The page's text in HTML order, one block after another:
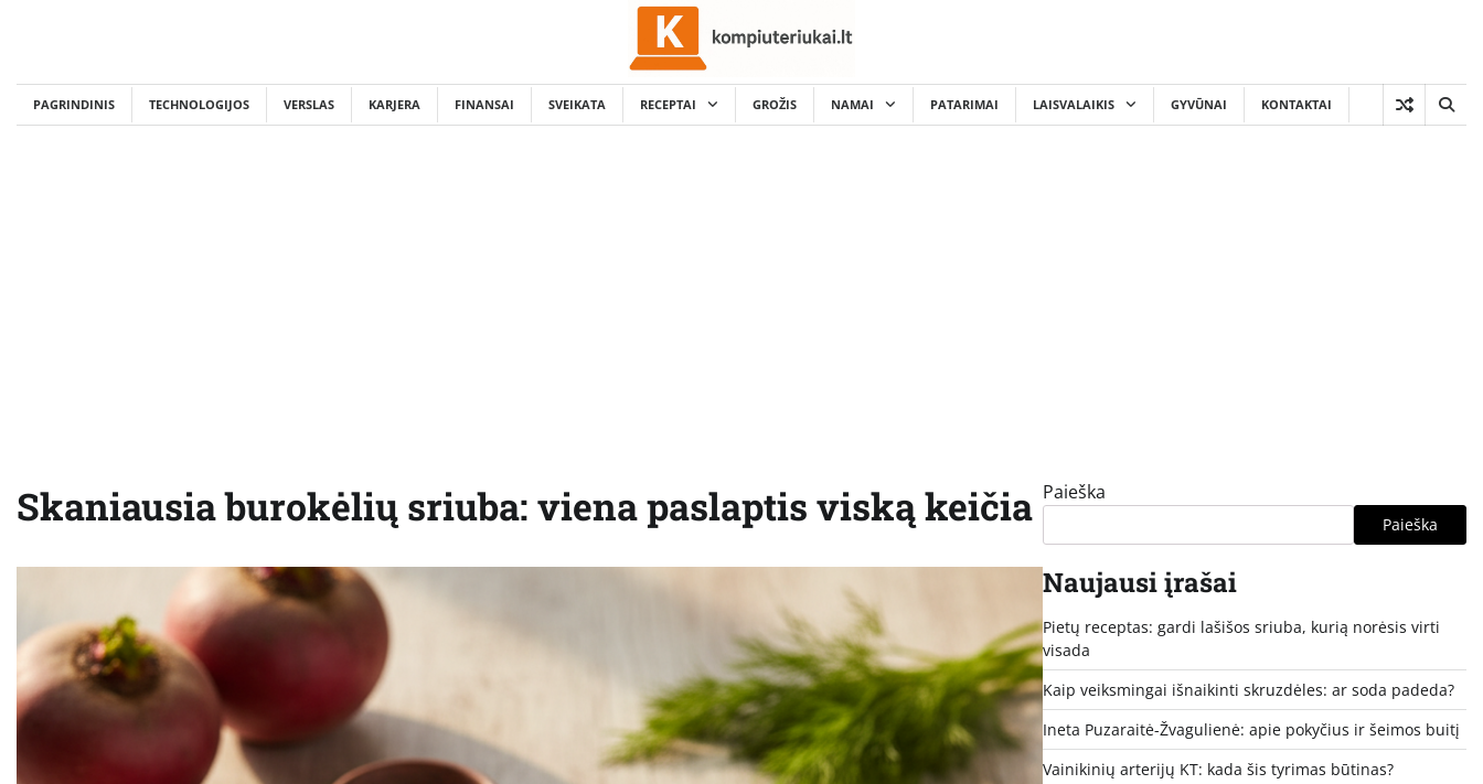
PAGRINDINIS TECHNOLOGIJOS VERSLAS KARJERA FINANSAI SVEIKATA RECEPTAI GROŽIS NAMAI PATARIMAI LAISVALAIKIS GYVŪNAI KONTAKTAI
Skaniausia burokėlių sriuba: viena paslaptis viską keičia Paieška
Paieška
Naujausi įrašai
Pietų receptas: gardi lašišos sriuba, kurią norėsis virti
visada
Kaip veiksmingai išnaikinti skruzdėles: ar soda padeda?
Ineta Puzaraitė-Žvagulienė: apie pokyčius ir šeimos buitį
Vainikinių arterijų KT: kada šis tyrimas būtinas?